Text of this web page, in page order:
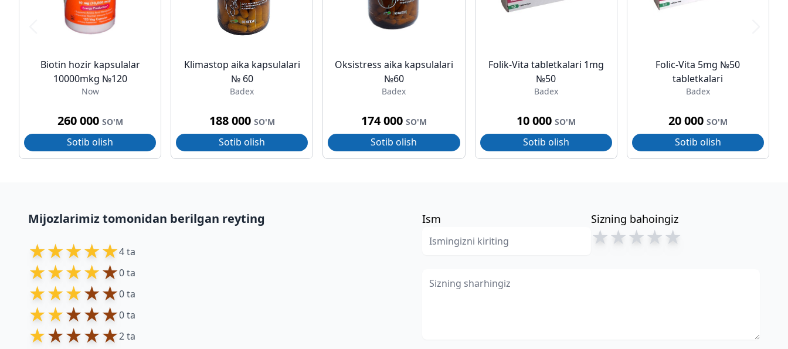
Biotin hozir kapsulalar
10000mkg №120
Now
260 000 SO'M
Sotib olish
Klimastop aika kapsulalari
№ 60
Badex
188 000 SO'M
Sotib olish
Oksistress aika kapsulalari
№60
Badex
174 000 SO'M
Sotib olish
Folik-Vita tabletkalari 1mg
№50
Badex
10 000 SO'M
Sotib olish
Folic-Vita 5mg №50
tabletkalari
Badex
20 000 SO'M
Sotib olish
Mijozlarimiz tomonidan berilgan reyting
★★★★★4 ta
★★★★★0 ta
★★★★★0 ta
★★★★★0 ta
★★★★★2 ta
Ism Sizning bahoingiz
★★★★★